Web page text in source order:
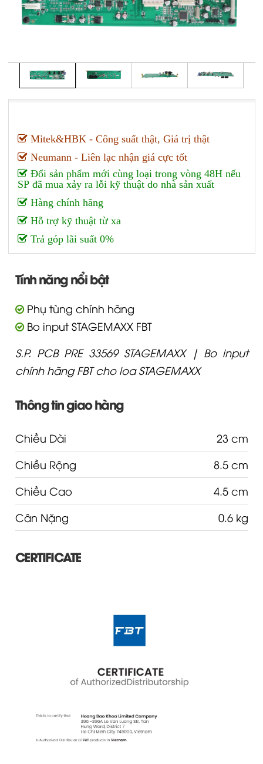
Mitek&HBK - Công suất thật, Giá trị thật
Neumann - Liên lạc nhận giá cực tốt
Đổi sản phẩm mới cùng loại trong vòng 48H nếu
SP đã mua xảy ra lỗi kỹ thuật do nhà sản xuất
Hàng chính hãng
Hỗ trợ kỹ thuật từ xa
Trả góp lãi suất 0%
Tính năng nổi bật
Phụ tùng chính hãng
Bo input STAGEMAXX FBT
S.P. PCB PRE 33569 STAGEMAXX | Bo input
chính hãng FBT cho loa STAGEMAXX
Thông tin giao hàng
Chiều Dài
23 cm
Chiều Rộng
8.5 cm
Chiều Cao
4.5 cm
Cân Nặng
0.6 kg
CERTIFICATE